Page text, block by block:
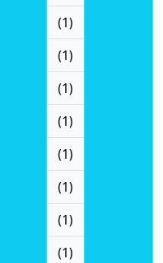
(1)
(1)
(1)
(1)
(1)
(1)
(1)
(1)